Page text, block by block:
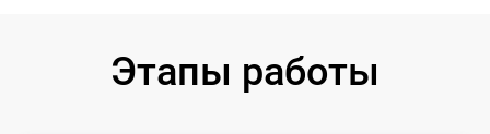
Этапы работы